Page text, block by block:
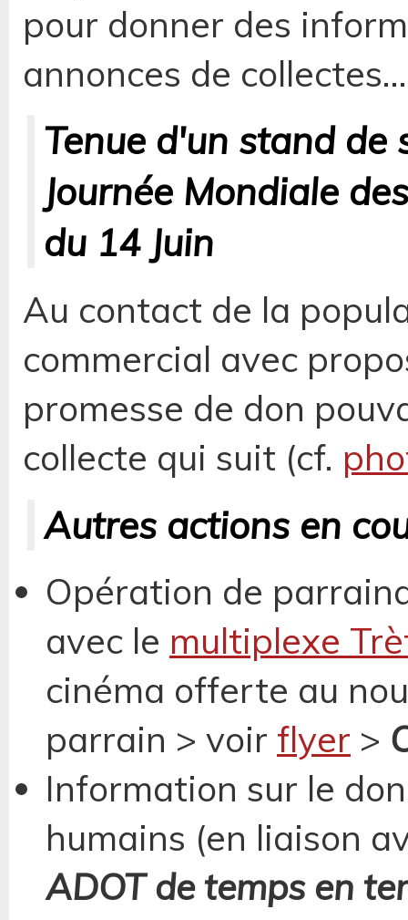
pour donner des
annonces de collectes...
Tenue d'un stand de
Journée Mondiale
du 14 Juin
Au contact de la
commercial avec
promesse de don
collecte qui suit (cf.
Autres actions en
Opération de
avec le multiplexe
cinéma offerte au
parrain > voir flyer >
Information sur le
humains (en liaison
ADOT de temps en